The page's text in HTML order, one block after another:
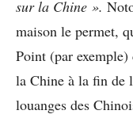
sur la Chine ».
maison le permet,
Point (par
la Chine à la fin de
louanges des